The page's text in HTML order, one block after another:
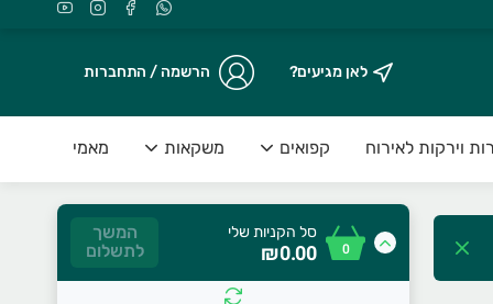
לאן מגיעים? הרשמה / התחברות
וירקות לאירוח קפואים משקאות מאמי
0
סל הקניות שלי
₪0.00
המשך
לתשלום